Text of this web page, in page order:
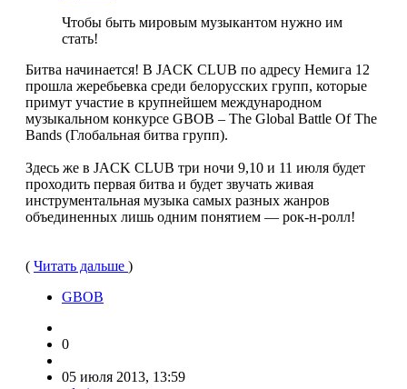
Чтобы быть мировым музыкантом нужно им
стать!
Битва начинается! В JACK CLUB по адресу Немига 12
прошла жеребьевка среди белорусских групп, которые
примут участие в крупнейшем международном
музыкальном конкурсе GBOB – The Global Battle Of The
Bands (Глобальная битва групп).
Здесь же в JACK CLUB три ночи 9,10 и 11 июля будет
проходить первая битва и будет звучать живая
инструментальная музыка самых разных жанров
объединенных лишь одним понятием — рок-н-ролл!
( Читать дальше )
GBOB
0
05 июля 2013, 13:59